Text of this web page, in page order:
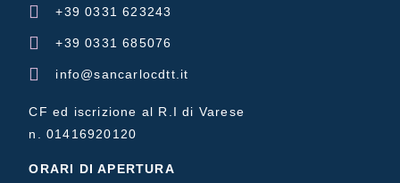
+39 0331 623243
+39 0331 685076
info@sancarlocdtt.it
CF ed iscrizione al R.I di Varese
n. 01416920120
ORARI DI APERTURA